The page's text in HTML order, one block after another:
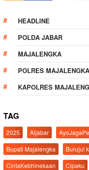
HEADLINE
POLDA JABAR
MAJALENGKA
POLRES MAJALENGKA
KAPOLRES
TAG
2025 Aljabar
Bupati Majalengka
Burujul
CintaKebhinekaan
Cipaku